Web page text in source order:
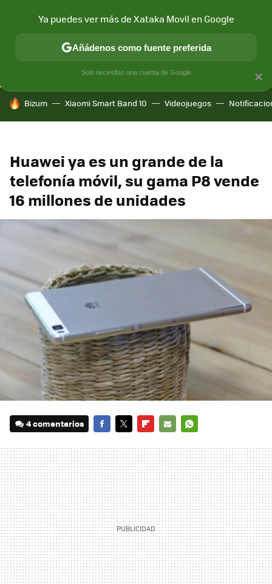
CONECTIVIDAD MÓVIL Y SOCIEDAD APLICACIONES
HOY SE HABLA DE
Bizum Xiaomi Smart Band 10 Videojuegos
Huawei ya es un grande de la
telefonía móvil, su gama P8 vende
16 millones de unidades
4 comentarios
MAIL
×
Ya puedes ver más de Xataka Movil en Google
Añádenos como fuente preferida
Solo necesitas una cuenta de Google